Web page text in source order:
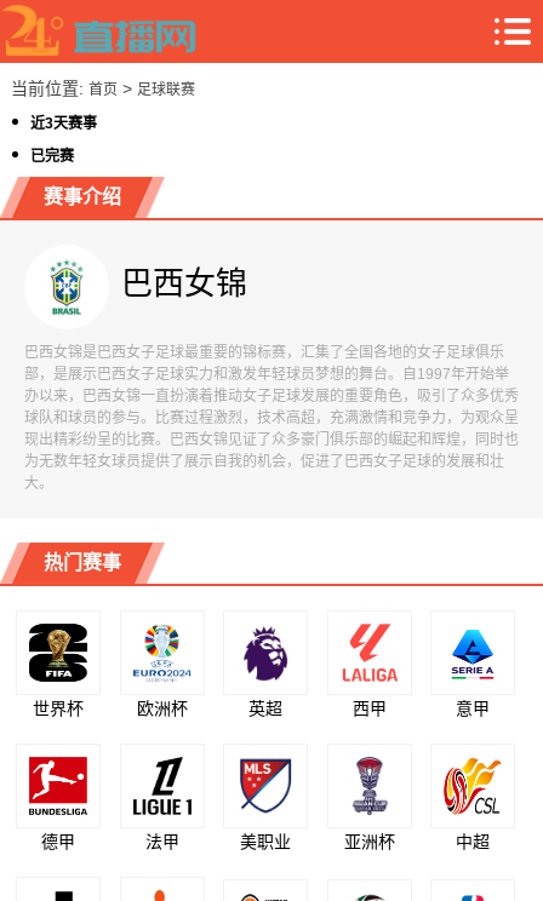
当前位置: 首页> 足球联赛
近3天赛事
已完赛
赛事介绍
巴西女锦
巴西女锦是巴西女子足球最重要的锦标赛，汇集了全国各地的女子足球俱乐
部，是展示巴西女子足球实力和激发年轻球员梦想的舞台。自1997年开始举
办以来，巴西女锦一直扮演着推动女子足球发展的重要角色，吸引了众多优秀
球队和球员的参与。比赛过程激烈，技术高超，充满激情和竞争力，为观众呈
现出精彩纷呈的比赛。巴西女锦见证了众多豪门俱乐部的崛起和辉煌，同时也
为无数年轻女球员提供了展示自我的机会，促进了巴西女子足球的发展和壮
大。
热门赛事
世界杯 欧洲杯 英超 西甲 意甲
德甲 法甲 美职业 亚洲杯 中超